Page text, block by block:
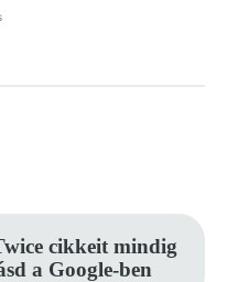
cikkeit mindig
a Google-ben